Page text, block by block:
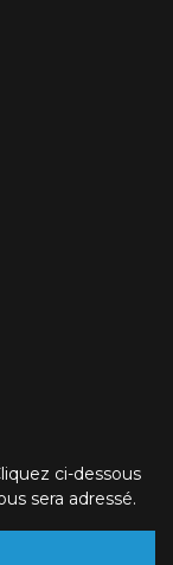
ci-dessous
sera adressé.